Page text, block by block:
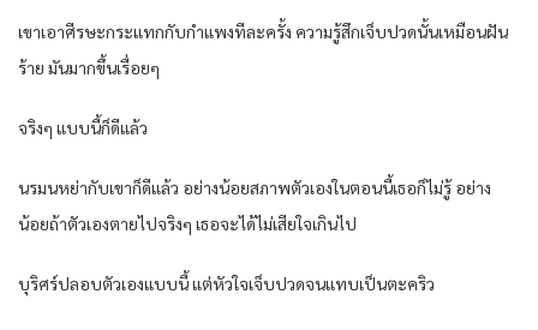
เขาเอาศีรษะกระแทกกับกำแพงทีละครั้ง ความรู้สึกเจ็บปวดนั้นเหมือนฝัน
ร้าย มันมากขึ้นเรื่อยๆ
จริงๆ แบบนี้ก็ดีแล้ว
นรมนหย่ากับเขาก็ดีแล้ว อย่างน้อยสภาพตัวเองในตอนนี้เธอก็ไม่รู้ อย่าง
น้อยถ้าตัวเองตายไปจริงๆ เธอจะได้ไม่เสียใจเกินไป
บุริศร์ปลอบตัวเองแบบนี้ แต่หัวใจเจ็บปวดจนแทบเป็นตะคริว